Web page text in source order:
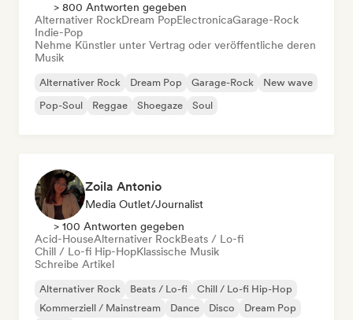
> 800 Antworten gegeben
Alternativer RockDream PopElectronicaGarage-Rock
Indie-Pop
Nehme Künstler unter Vertrag oder veröffentliche deren
Musik
Alternativer Rock Dream Pop Garage-Rock
New wave
Pop-Soul
Reggae Shoegaze Soul
Zoila Antonio
Media Outlet/Journalist
> 100 Antworten gegeben
Acid-HouseAlternativer RockBeats / Lo-fi
Chill / Lo-fi Hip-HopKlassische Musik
Schreibe Artikel
Alternativer Rock Beats / Lo-fi
Chill / Lo-fi Hip-Hop
Kommerziell / Mainstream
Dance Disco
Dream Pop